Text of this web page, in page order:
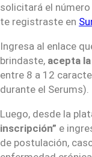
solicitará el
te registraste en
Ingresa al enlace
brindaste, acepta
entre 8 a 12
durante el Serums).
Luego, desde la
inscripción” e
de postulación,